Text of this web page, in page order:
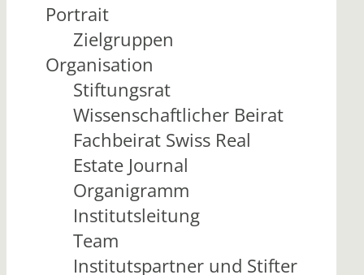
Portrait
Zielgruppen
Organisation
Stiftungsrat
Wissenschaftlicher Beirat
Fachbeirat Swiss Real
Estate Journal
Organigramm
Institutsleitung
Team
Institutspartner und Stifter